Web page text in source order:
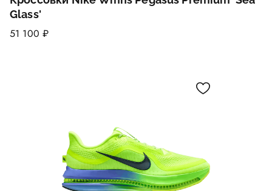
Glass'
51 100 ₽